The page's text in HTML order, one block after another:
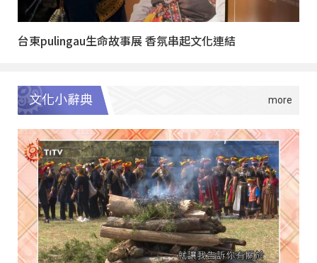
台東pulingau生命故事展 香氛串起文化連結
文化小辭典